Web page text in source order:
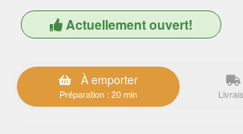
Actuellement ouvert!
À emporter
Préparation : 20 min